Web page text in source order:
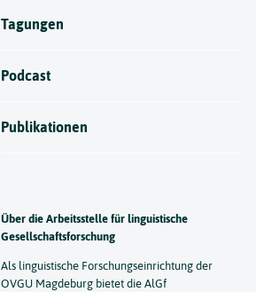
Tagungen
Podcast
Publikationen
Über die Arbeitsstelle für linguistische
Gesellschaftsforschung
Als linguistische Forschungseinrichtung der
OVGU Magdeburg bietet die AlGf